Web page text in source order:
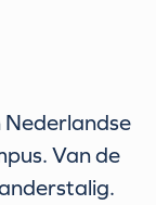
Nederlandse
Van de